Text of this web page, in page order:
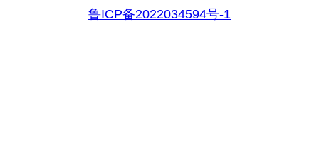
鲁ICP备2022034594号-1